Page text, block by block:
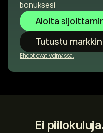
bonuksesi
Aloita
Tutustu
Ehdot ovat voimassa.
Ei